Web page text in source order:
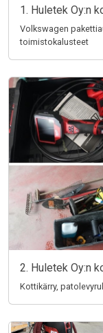
1. Huletek Oy:n
Volkswagen
toimistokalusteet
2. Huletek Oy:n
Kottikärry,